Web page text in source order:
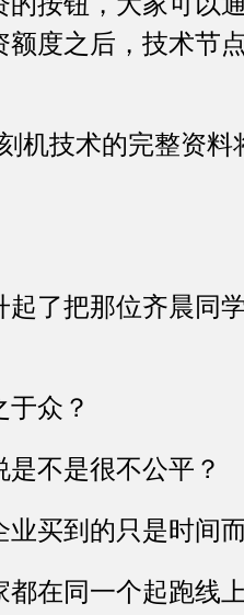
度之后，技术节
技术的完整资料
了把那位齐晨同
众？
不是很不公平？
买到的只是时间而
在同一个起跑线